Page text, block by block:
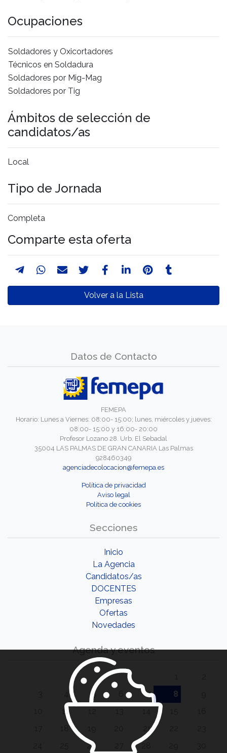
Ocupaciones
Soldadores y Oxicortadores
Técnicos en Soldadura
Soldadores por Mig-Mag
Soldadores por Tig
Ámbitos de selección de
candidatos/as
Local
Tipo de Jornada
Completa
Comparte esta oferta
Volver a la Lista
Datos de Contacto
FEMEPA
Horario: Lunes a Viernes: 08:00- 15:00; lunes, miércoles y jueves:
08:00- 15:00 y 16:00- 20:00
Profesor Lozano 28. Urb. El Sebadal
35004 LAS PALMAS DE GRAN CANARIA Las Palmas
928460349
agenciadecolocacion@femepa.es
Política de privacidad
Aviso legal
Política de cookies
Secciones
Inicio
La Agencia
Candidatos/as
DOCENTES
Empresas
Ofertas
Novedades
Agenda y eventos
5 7 8
11
21
26 28